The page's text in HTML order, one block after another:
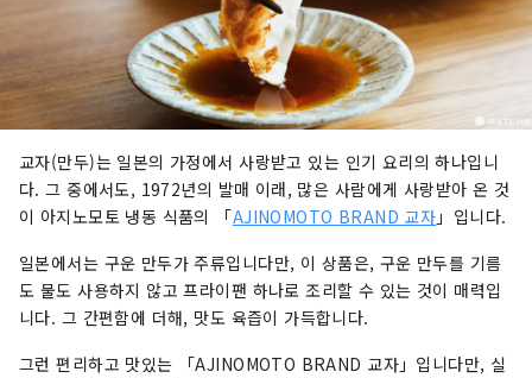
교자(만두)는 일본의 가정에서 사랑받고 있는 인기 요리의 하나입니
다. 그 중에서도, 1972년의 발매 이래, 많은 사람에게 사랑받아 온 것
이 아지노모토 냉동 식품의 「AJINOMOTO BRAND 교자 」입니다.
일본에서는 구운 만두가 주류입니다만, 이 상품은, 구운 만두를 기름
도 물도 사용하지 않고 프라이팬 하나로 조리할 수 있는 것이 매력입
니다. 그 간편함에 더해, 맛도 육즙이 가득합니다.
그런 편리하고 맛있는 「AJINOMOTO BRAND 교자」입니다만, 실